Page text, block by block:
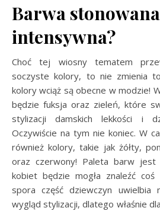
Barwa
intensywna?
Choć tej wiosny tematem
soczyste kolory, to nie zmienia
kolory wciąż są obecne w modzie!
będzie fuksja oraz zieleń, które
stylizacji damskich lekkości i
Oczywiście na tym nie koniec. W
również kolory, takie jak żółty,
oraz czerwony! Paleta barw
kobiet będzie mogła znaleźć
spora część dziewczyn uwielbia
wygląd stylizacji, dlatego właśnie